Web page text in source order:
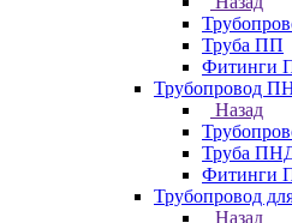
Труба ПП
Фитинги
Трубопровод
Назад
Труба
Фитинги
Трубопровод
Назад